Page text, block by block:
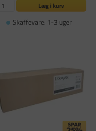
Læg i kurv
Skaffevare: 1-3 uger